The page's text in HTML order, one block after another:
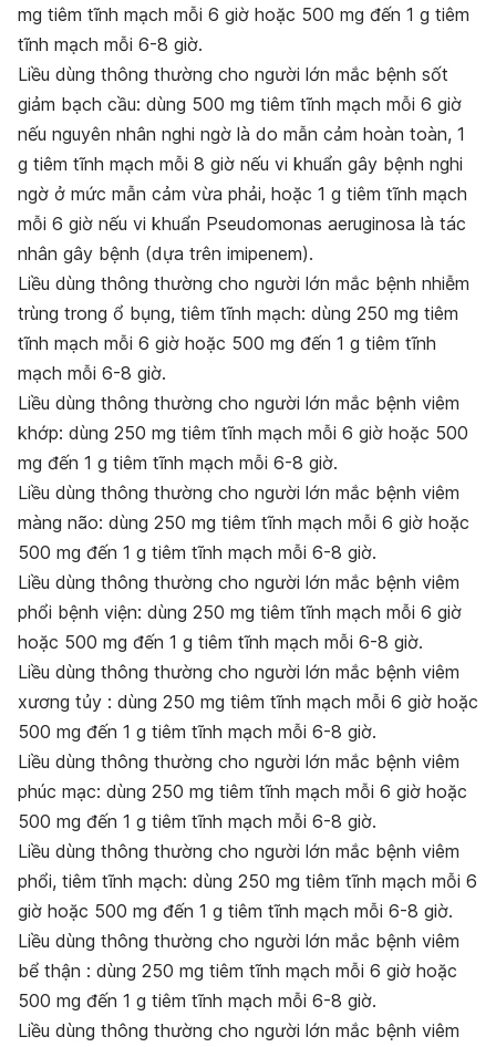
mg tiêm tĩnh mạch mỗi 6 giờ hoặc 500 mg đến 1 g tiêm
tĩnh mạch mỗi 6-8 giờ.
Liều dùng thông thường cho người lớn mắc bệnh sốt
giảm bạch cầu: dùng 500 mg tiêm tĩnh mạch mỗi 6 giờ
nếu nguyên nhân nghi ngờ là do mẫn cảm hoàn toàn, 1
g tiêm tĩnh mạch mỗi 8 giờ nếu vi khuẩn gây bệnh nghi
ngờ ở mức mẫn cảm vừa phải, hoặc 1 g tiêm tĩnh mạch
mỗi 6 giờ nếu vi khuẩn Pseudomonas aeruginosa là tác
nhân gây bệnh (dựa trên imipenem).
Liều dùng thông thường cho người lớn mắc bệnh nhiễm
trùng trong ổ bụng, tiêm tĩnh mạch: dùng 250 mg tiêm
tĩnh mạch mỗi 6 giờ hoặc 500 mg đến 1 g tiêm tĩnh
mạch mỗi 6-8 giờ.
Liều dùng thông thường cho người lớn mắc bệnh viêm
khớp: dùng 250 mg tiêm tĩnh mạch mỗi 6 giờ hoặc 500
mg đến 1 g tiêm tĩnh mạch mỗi 6-8 giờ.
Liều dùng thông thường cho người lớn mắc bệnh viêm
màng não: dùng 250 mg tiêm tĩnh mạch mỗi 6 giờ hoặc
500 mg đến 1 g tiêm tĩnh mạch mỗi 6-8 giờ.
Liều dùng thông thường cho người lớn mắc bệnh viêm
phổi bệnh viện: dùng 250 mg tiêm tĩnh mạch mỗi 6 giờ
hoặc 500 mg đến 1 g tiêm tĩnh mạch mỗi 6-8 giờ.
Liều dùng thông thường cho người lớn mắc bệnh viêm
xương tủy : dùng 250 mg tiêm tĩnh mạch mỗi 6 giờ hoặc
500 mg đến 1 g tiêm tĩnh mạch mỗi 6-8 giờ.
Liều dùng thông thường cho người lớn mắc bệnh viêm
phúc mạc: dùng 250 mg tiêm tĩnh mạch mỗi 6 giờ hoặc
500 mg đến 1 g tiêm tĩnh mạch mỗi 6-8 giờ.
Liều dùng thông thường cho người lớn mắc bệnh viêm
phổi, tiêm tĩnh mạch: dùng 250 mg tiêm tĩnh mạch mỗi 6
giờ hoặc 500 mg đến 1 g tiêm tĩnh mạch mỗi 6-8 giờ.
Liều dùng thông thường cho người lớn mắc bệnh viêm
bể thận : dùng 250 mg tiêm tĩnh mạch mỗi 6 giờ hoặc
500 mg đến 1 g tiêm tĩnh mạch mỗi 6-8 giờ.
Liều dùng thông thường cho người lớn mắc bệnh viêm